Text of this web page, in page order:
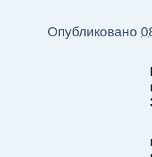
Опубликовано